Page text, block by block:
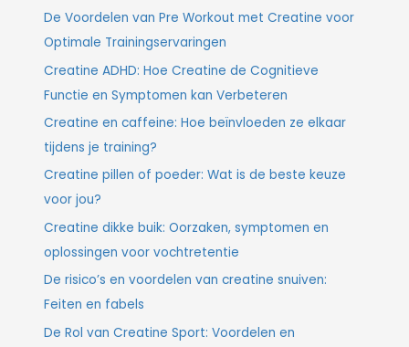
De Voordelen van Pre Workout met Creatine voor
Optimale Trainingservaringen
Creatine ADHD: Hoe Creatine de Cognitieve
Functie en Symptomen kan Verbeteren
Creatine en caffeine: Hoe beïnvloeden ze elkaar
tijdens je training?
Creatine pillen of poeder: Wat is de beste keuze
voor jou?
Creatine dikke buik: Oorzaken, symptomen en
oplossingen voor vochtretentie
De risico’s en voordelen van creatine snuiven:
Feiten en fabels
De Rol van Creatine Sport: Voordelen en